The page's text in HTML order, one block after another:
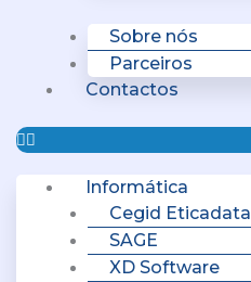
Sobre nós
Parceiros
Contactos
Informática
Cegid Eticadata
SAGE
XD Software